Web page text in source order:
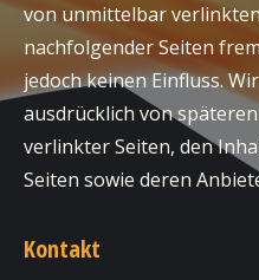
von unmittelbar
nachfolgender Seiten
jedoch keinen Einfluss.
ausdrücklich von
verlinkter Seiten, den
Seiten sowie deren
Kontakt